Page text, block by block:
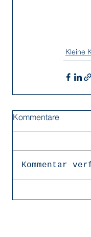
Kleine
Kommentare
Kommentar